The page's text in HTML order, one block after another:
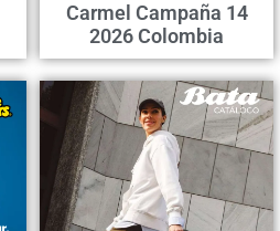
Carmel Campaña 14
2026 Colombia